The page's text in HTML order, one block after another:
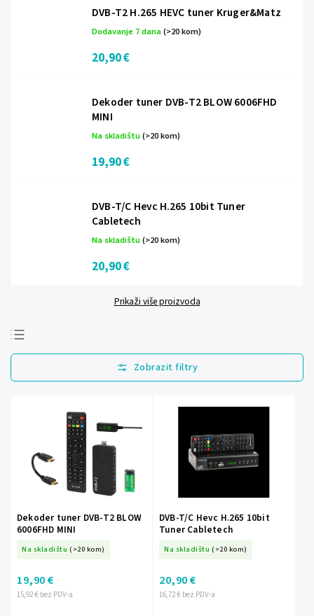
DVB-T2 H.265 HEVC tuner Kruger&Matz
Dodavanje 7 dana(>20 kom)
20,90 €
Dekoder tuner DVB-T2 BLOW 6006FHD
MINI
Na skladištu(>20 kom)
19,90 €
DVB-T/C Hevc H.265 10bit Tuner
Cabletech
Na skladištu(>20 kom)
20,90 €
Prikaži više proizvoda
Najprodavanije
Najjeftinije
Abecedno
Dekoder tuner DVB-T2 BLOW
6006FHD MINI
Na skladištu (>20 kom)
15,92 € bez PDV-a
19,90 €
DVB-T/C Hevc H.265 10bit
Tuner Cabletech
Na skladištu (>20 kom)
16,72 € bez PDV-a
20,90 €